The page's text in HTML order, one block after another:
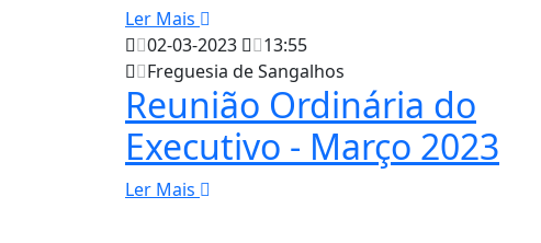
Ler Mais
02-03-2023
13:55
Freguesia de Sangalhos
Reunião Ordinária do
Executivo - Março 2023
Ler Mais